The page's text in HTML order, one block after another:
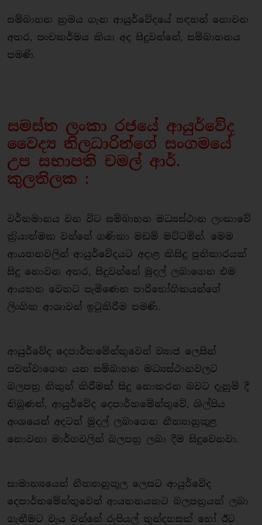
සම්බාහන ක‍්‍රමය ගැන ආයුර්වේදයේ සඳහන් නොවන
අතර, පංචකර්මය කියා අද සිදුවන්නේ, සම්බාහනය
පමණි.
සමස්ත ලංකා රජයේ ආයුර්වේද
වෛද්‍ය නිලධාරින්ගේ සංගමයේ
උප සභාපති චමල් ආර්.
කුලතිලක :
වර්තමානය වන විට සම්බාහන මධ්‍යස්ථාන ලංකාවේ
ක‍්‍රියාත්මක වන්නේ ගණිකා මඩම් මට්ටමින්. මෙම
ආයතනවලින් ආයුර්වේදයට අදාළ කිසිදු ප‍්‍රතිකාරයක්
සිදු නොවන අතර, සිදුවන්නේ මුදල් ලබාගෙන එම
ආයතන වෙතට පැමිණෙන පාරිභෝගිකයන්ගේ
ලිංගික ආශාවන් ඉටුකිරීම පමණි.
ආයුර්වේද දෙපාර්තමේන්තුවෙන් ව්‍යාජ ලෙසින්
පවත්වාගෙන යන සම්බාහන මධ්‍යස්ථානවලට
බලපත‍්‍ර නිකුත් කිරීමක් සිදු නොකරන බවට දැනුම් දී
තිබුණත්, ආයුර්වේද දෙපාර්තමේන්තුවේ, ශිල්පිය
අංශයෙන් අදටත් මුදල් ලබාගෙන නීත්‍යානුකූළ
නොවනා මාර්ගවලින් බලපත‍්‍ර ලබා දීම සිදුවෙනවා.
සාමාන්‍යයෙන් නීත්‍යානුකූල ලෙසට ආයුර්වේද
දෙපාර්තමේන්තුවෙන් ආයතනයකට බලපත‍්‍රයක් ලබා
ගැනීමට වැය වන්නේ රුපියල් තුන්දහසක් හෝ ඊට